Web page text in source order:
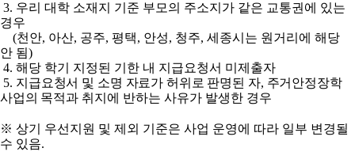
3. 우리 대학 소재지 기준 부모의 주소지가 같은 교통권에 있는
경우
(천안, 아산, 공주, 평택, 안성, 청주, 세종시는 원거리에 해당
안 됨)
4. 해당 학기 지정된 기한 내 지급요청서 미제출자
5. 지급요청서 및 소명 자료가 허위로 판명된 자, 주거안정장학
사업의 목적과 취지에 반하는 사유가 발생한 경우
※ 상기 우선지원 및 제외 기준은 사업 운영에 따라 일부 변경될
수 있음.